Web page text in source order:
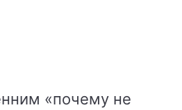
«почему не